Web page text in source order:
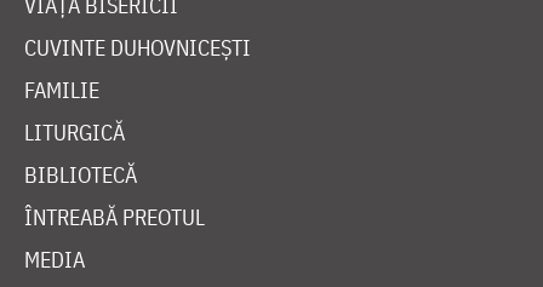
VIAȚA BISERICII
CUVINTE DUHOVNICEȘTI
FAMILIE
LITURGICĂ
BIBLIOTECĂ
ÎNTREABĂ PREOTUL
MEDIA